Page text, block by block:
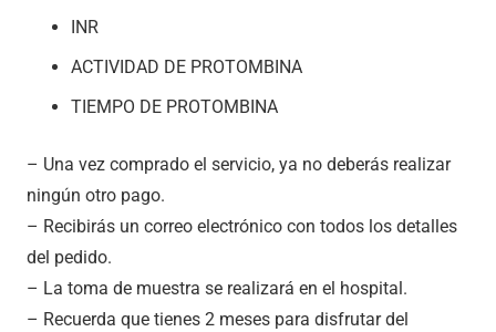
INR
ACTIVIDAD DE PROTOMBINA
TIEMPO DE PROTOMBINA
– Una vez comprado el servicio, ya no deberás realizar
ningún otro pago.
– Recibirás un correo electrónico con todos los detalles
del pedido.
– La toma de muestra se realizará en el hospital.
– Recuerda que tienes 2 meses para disfrutar del